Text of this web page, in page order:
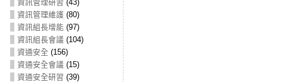
資訊管理研習 (43)
資訊管理維護(80)
資訊組長增能(97)
資訊組長會議 (104)
資通安全 (156)
資通安全會議 (15)
資通安全研習 (39)